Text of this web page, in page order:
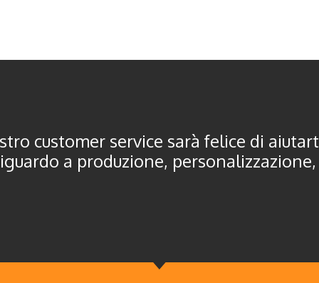
customer service sarà felice di
a produzione, personalizzazione,